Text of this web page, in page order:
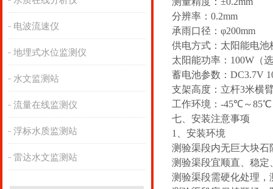
电波流速仪
地埋式水位监测仪
水文监测站
流量在线监测仪
浮标水质监测站
雷达水文监测站
分辨率：0.2mm
承雨口径：φ200mm
供电方式：太阳能电池
太阳能功率： 100W （
蓄电池参数：DC3.7V
支架高度：立杆3米横
工作环境：-45℃～85℃
七、安装注意事项
1、安装环境
测验渠段内无巨大块
测验渠段宜顺直、稳定
测验渠段需硬化处理，